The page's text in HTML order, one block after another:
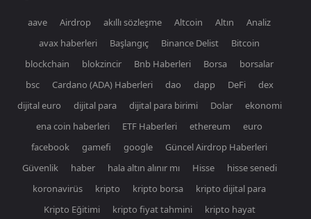
aave Airdrop akıllı sözleşme Altcoin Altın
Analiz
avax haberleri
Başlangıç Binance Delist
Bitcoin
blockchain
blokzincir Bnb Haberleri Borsa
borsalar
bsc
Cardano (ADA) Haberleri dao dapp DeFi
dex
dijital euro
dijital para dijital para birimi Dolar
ekonomi
ena coin haberleri
ETF Haberleri ethereum
euro
facebook
gamefi google
Güncel Airdrop Haberleri
Güvenlik
haber hala altın alınır mı Hisse
hisse senedi
koronavirüs
kripto kripto borsa
kripto dijital para
Kripto Eğitimi
kripto fiyat tahmini kripto hayat